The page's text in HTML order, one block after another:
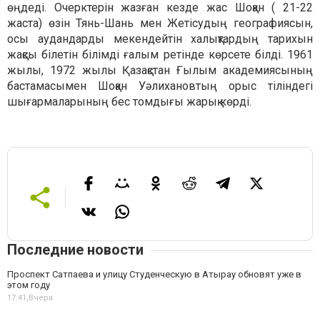
өңдеді. Очерктерін жазған кезде жас Шоқан ( 21-22
жаста) өзін Тянь-Шань мен Жетісудың географиясын,
осы аудандарды мекендейтін халықтардың тарихын
жақсы білетін білімді ғалым ретінде көрсете білді. 1961
жылы, 1972 жылы Қазақстан Ғылым академиясының
бастамасымен Шоқан Уәлихановтың орыс тіліндегі
шығармаларының бес томдығы жарық көрді.
Последние новости
Проспект Сатпаева и улицу Студенческую в Атырау обновят уже в
этом году
17:41,Вчера